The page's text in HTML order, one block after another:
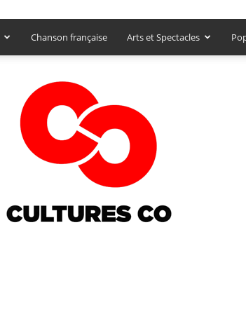
Chanson française Arts et Spectacles